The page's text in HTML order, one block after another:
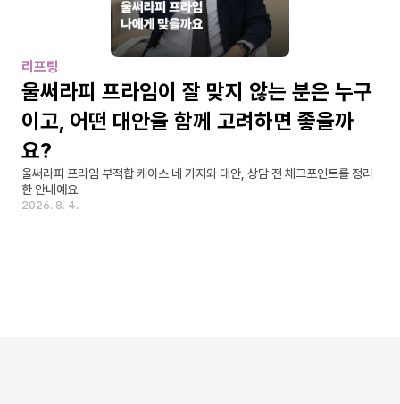
리프팅
울써라피 프라임이 잘 맞지 않는 분은 누구
이고, 어떤 대안을 함께 고려하면 좋을까
요?
울써라피 프라임 부적합 케이스 네 가지와 대안, 상담 전 체크포인트를 정리
한 안내예요.
2026. 8. 4.